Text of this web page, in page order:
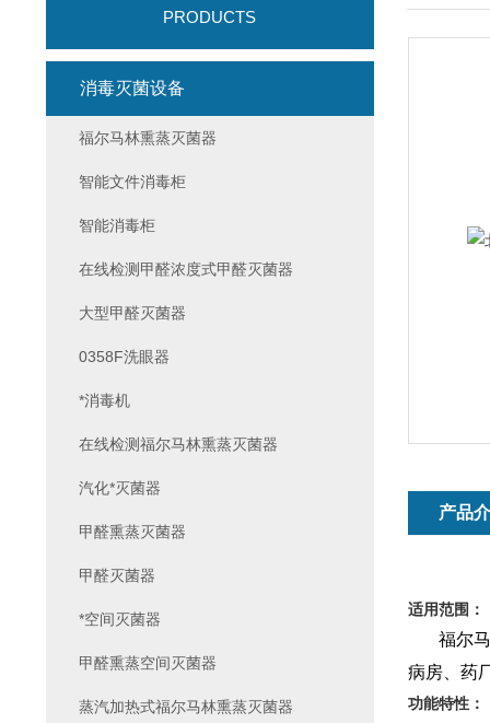
产品
适用范围：
福尔马
病房、药
功能特性：
PRODUCTS
消毒灭菌设备
福尔马林熏蒸灭菌器
智能文件消毒柜
智能消毒柜
在线检测甲醛浓度式甲醛灭菌器
大型甲醛灭菌器
0358F洗眼器
*消毒机
在线检测福尔马林熏蒸灭菌器
汽化*灭菌器
甲醛熏蒸灭菌器
甲醛灭菌器
*空间灭菌器
甲醛熏蒸空间灭菌器
蒸汽加热式福尔马林熏蒸灭菌器